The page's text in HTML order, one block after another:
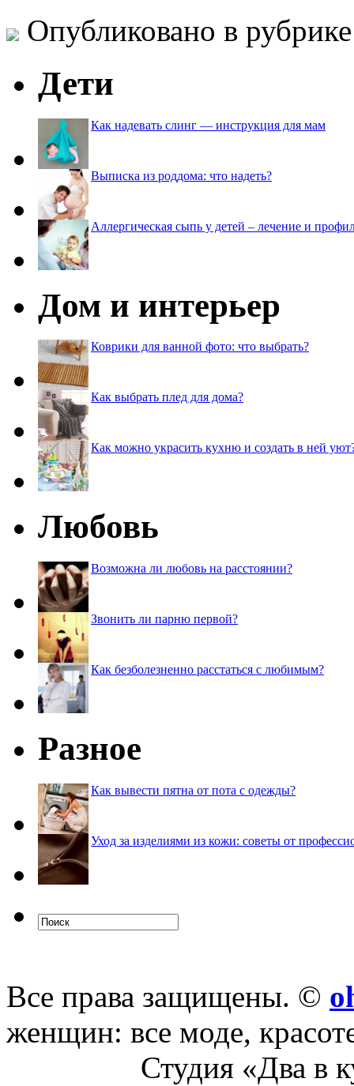
Опубликовано в
Дети
Как надевать слинг — инструкция для мам
Выписка из роддома: что надеть?
Аллергическая сыпь у детей – лечение и
Дом и интерьер
Коврики для ванной фото: что выбрать?
Как выбрать плед для дома?
Как можно украсить кухню и создать в ней
Любовь
Возможна ли любовь на расстоянии?
Звонить ли парню первой?
Как безболезненно расстаться с любимым?
Разное
Как вывести пятна от пота с одежды?
Уход за изделиями из кожи: советы от
Все права защищены. ©
женщин: все моде,
Студия «Два в